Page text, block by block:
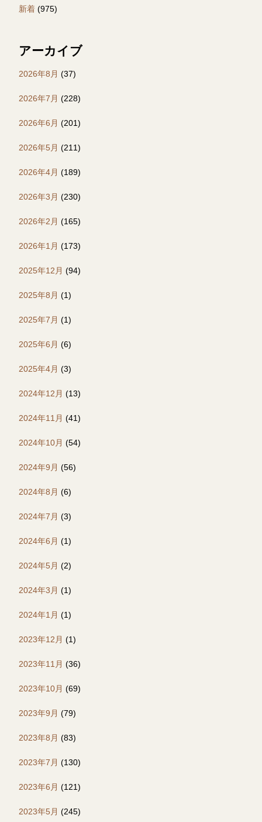
新着 (975)
アーカイブ
2026年8月 (37)
2026年7月 (228)
2026年6月 (201)
2026年5月 (211)
2026年4月 (189)
2026年3月 (230)
2026年2月 (165)
2026年1月 (173)
2025年12月 (94)
2025年8月 (1)
2025年7月 (1)
2025年6月 (6)
2025年4月 (3)
2024年12月 (13)
2024年11月 (41)
2024年10月 (54)
2024年9月 (56)
2024年8月 (6)
2024年7月 (3)
2024年6月 (1)
2024年5月 (2)
2024年3月 (1)
2024年1月 (1)
2023年12月 (1)
2023年11月 (36)
2023年10月 (69)
2023年9月 (79)
2023年8月 (83)
2023年7月 (130)
2023年6月 (121)
2023年5月 (245)